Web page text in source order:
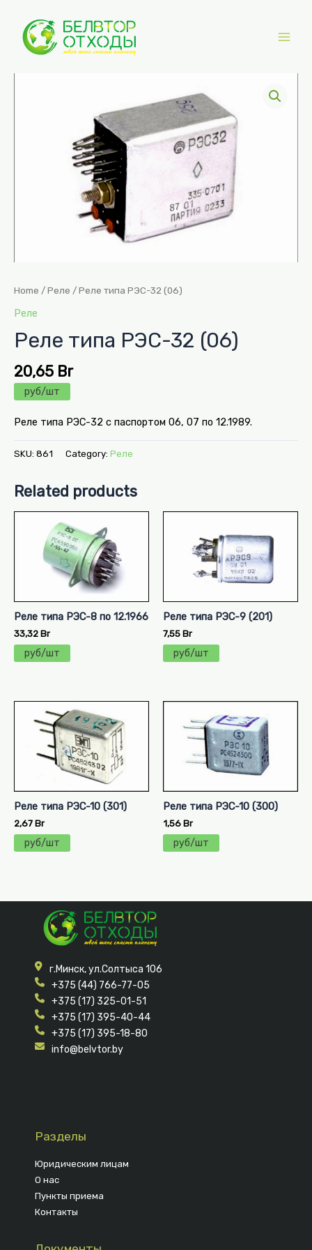
содержимому
Menu
Home /Реле / Реле типа РЭС-32 (06)
Реле
Реле типа РЭС-32 (06)
20,65 Br
руб/шт
Реле типа РЭС-32 с паспортом 06, 07 по 12.1989.
SKU: 861 Category: Реле
Related products
Реле типа РЭС-8 по 12.1966
33,32 Br
руб/шт
Реле типа РЭС-9 (201)
7,55 Br
руб/шт
Реле типа РЭС-10 (301)
2,67 Br
руб/шт
Реле типа РЭС-10 (300)
1,56 Br
руб/шт
г.Минск, ул.Солтыса 106
+375 (44) 766-77-05
+375 (17) 325-01-51
+375 (17) 395-40-44
+375 (17) 395-18-80
info@belvtor.by
Разделы
Юридическим лицам
О нас
Пункты приема
Контакты